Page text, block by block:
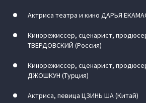
Актриса театра и кино ДАРЬЯ
Кинорежиссер, сценарист,
ТВЕРДОВСКИЙ (Россия)
Кинорежиссер, сценарист,
ДЖОШКУН (Турция)
Актриса, певица ЦЗИНЬ ША (Китай)